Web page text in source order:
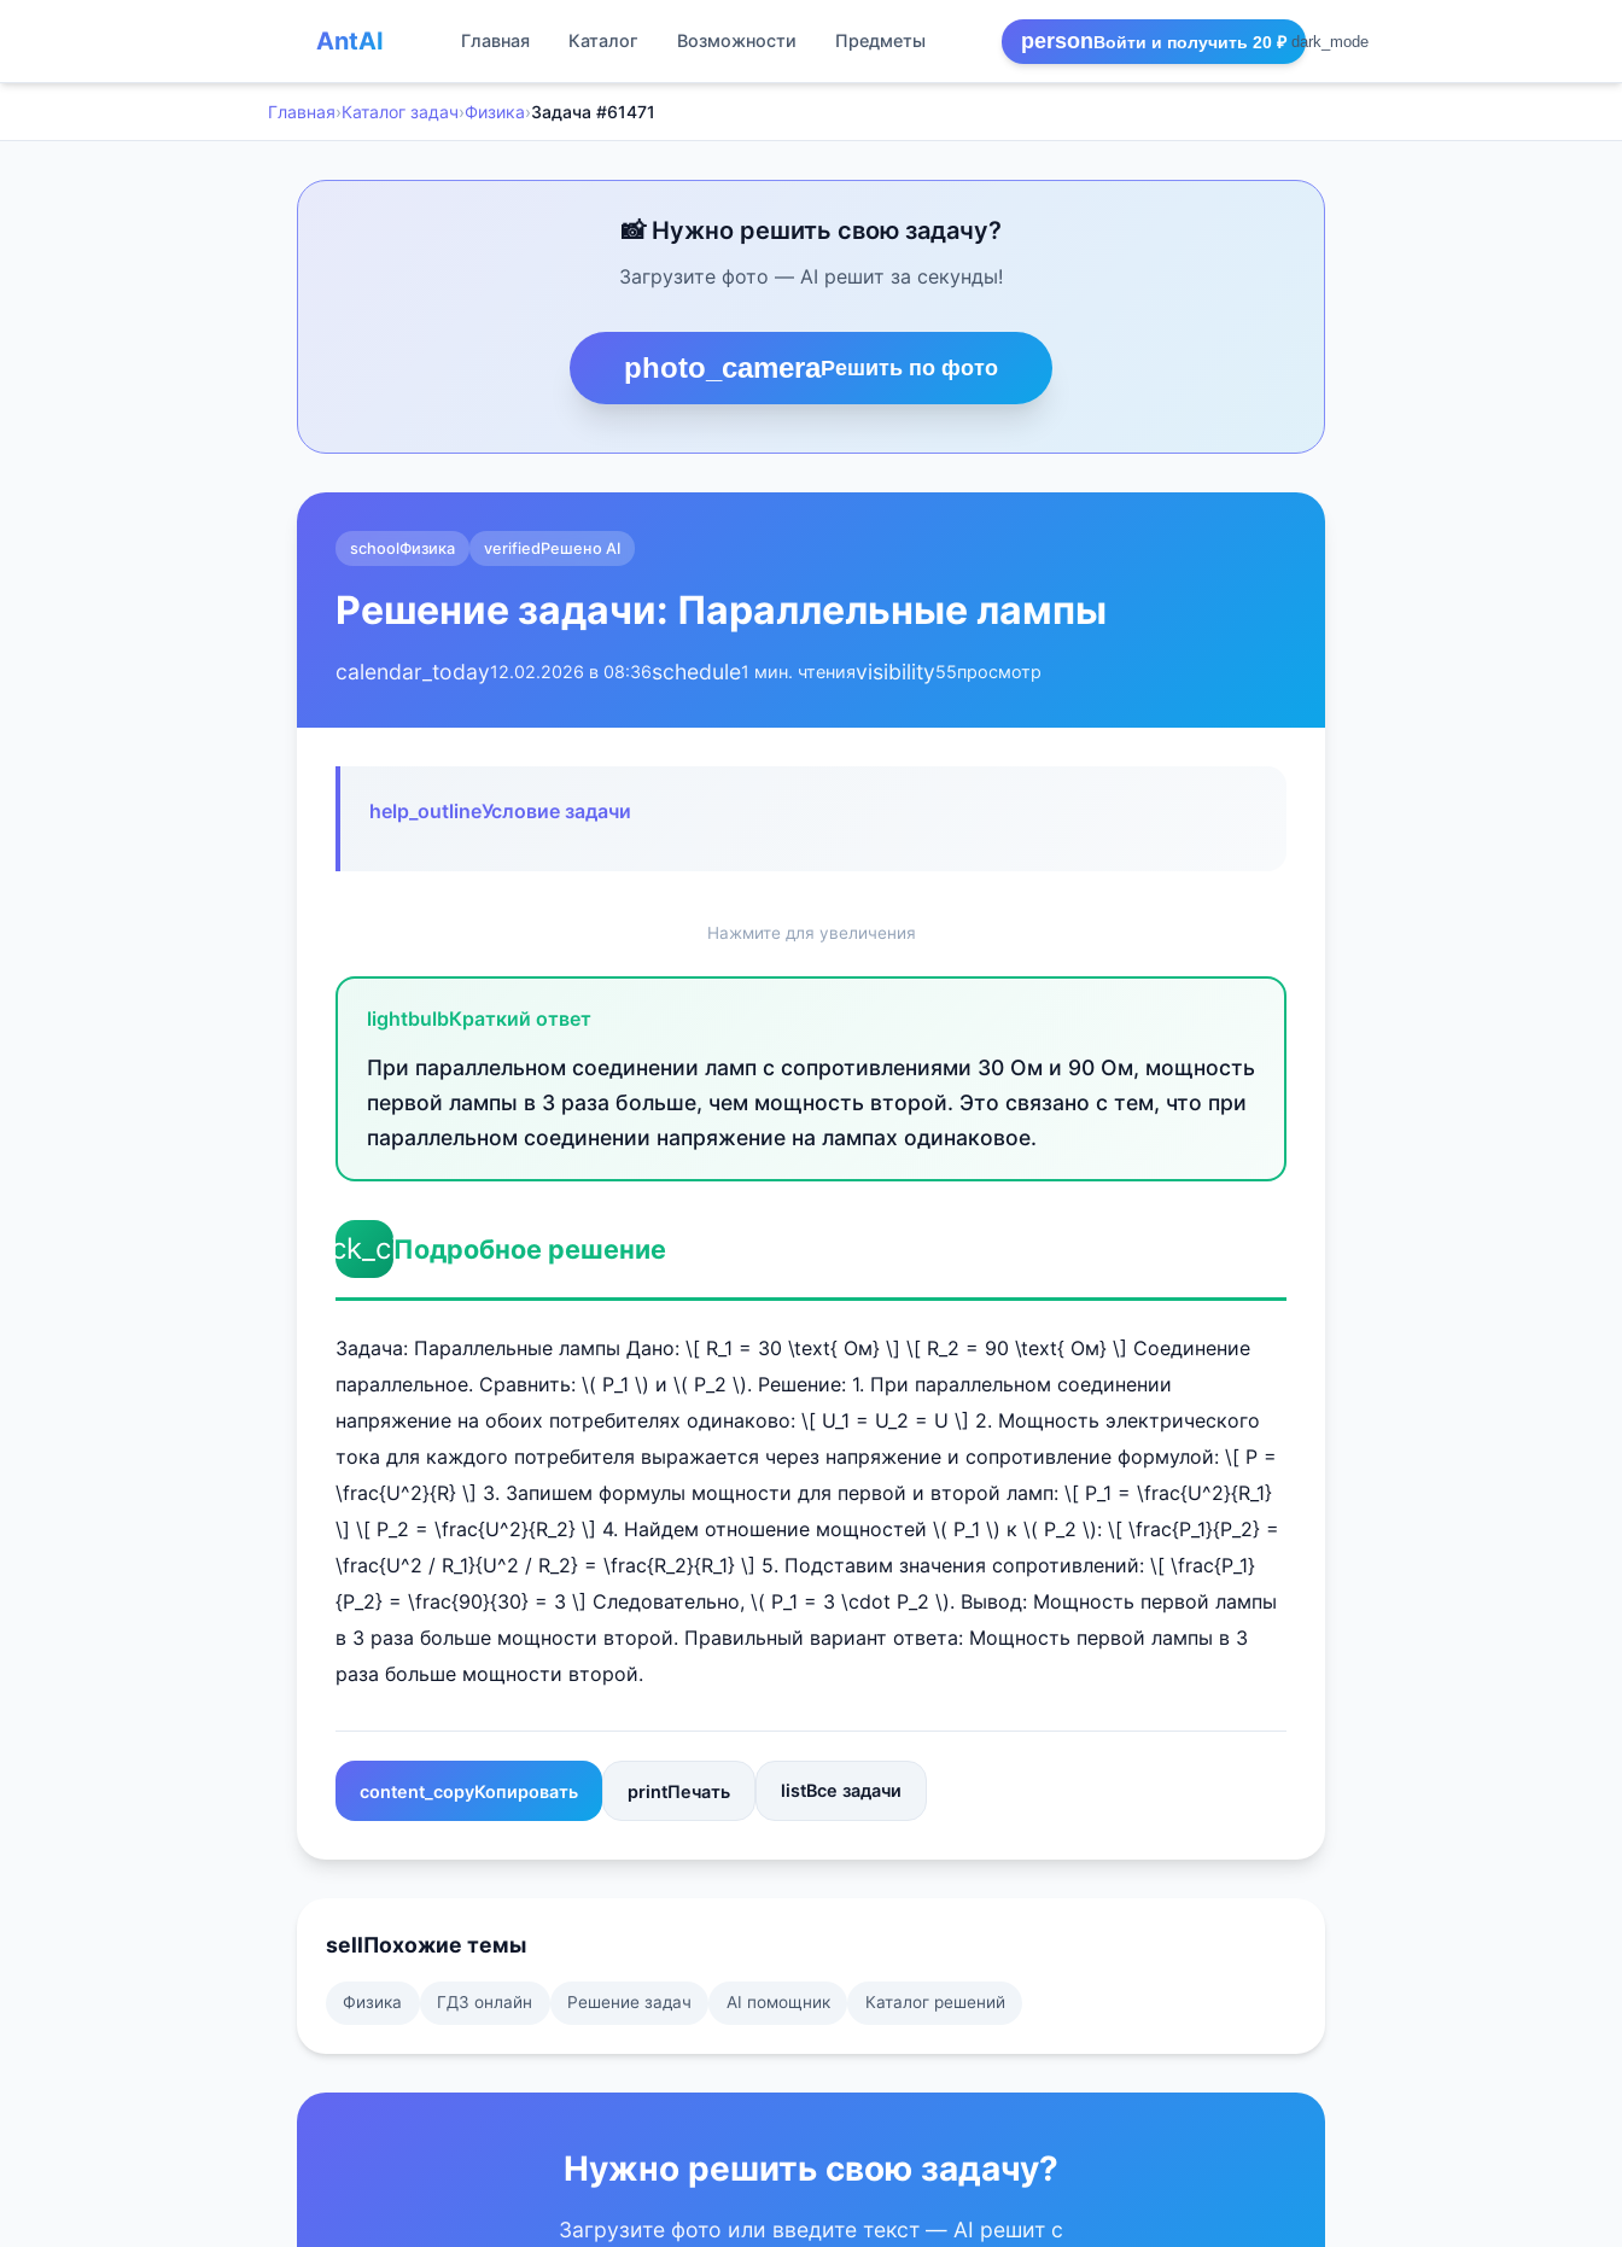
AntAI Главная Каталог Возможности Предметы personВойти и получить 20 ₽ dark_mode
Главная›Каталог задач›Физика›Задача #61471
📸 Нужно решить свою задачу?
Загрузите фото — AI решит за секунды!
photo_cameraРешить по фото
schoolФизика verifiedРешено AI
Решение задачи: Параллельные лампы
calendar_today12.02.2026 в 08:36schedule1 мин. чтенияvisibility55просмотр
help_outlineУсловие задачи
Нажмите для увеличения
lightbulbКраткий ответ
При параллельном соединении ламп с сопротивлениями 30 Ом и 90 Ом, мощность
первой лампы в 3 раза больше, чем мощность второй. Это связано с тем, что при
параллельном соединении напряжение на лампах одинаковое.
check_circleПодробное решение
Задача: Параллельные лампы Дано: \[ R_1 = 30 \text{ Ом} \] \[ R_2 = 90 \text{ Ом} \] Соединение
параллельное. Сравнить: \( P_1 \) и \( P_2 \). Решение: 1. При параллельном соединении
напряжение на обоих потребителях одинаково: \[ U_1 = U_2 = U \] 2. Мощность электрического
тока для каждого потребителя выражается через напряжение и сопротивление формулой: \[ P =
\frac{U^2}{R} \] 3. Запишем формулы мощности для первой и второй ламп: \[ P_1 = \frac{U^2}{R_1}
\] \[ P_2 = \frac{U^2}{R_2} \] 4. Найдем отношение мощностей \( P_1 \) к \( P_2 \): \[ \frac{P_1}{P_2} =
\frac{U^2 / R_1}{U^2 / R_2} = \frac{R_2}{R_1} \] 5. Подставим значения сопротивлений: \[ \frac{P_1}
{P_2} = \frac{90}{30} = 3 \] Следовательно, \( P_1 = 3 \cdot P_2 \). Вывод: Мощность первой лампы
в 3 раза больше мощности второй. Правильный вариант ответа: Мощность первой лампы в 3
раза больше мощности второй.
content_copyКопировать printПечать listВсе задачи
sellПохожие темы
Физика ГДЗ онлайн Решение задач AI помощник Каталог решений
Нужно решить свою задачу?
Загрузите фото или введите текст — AI решит с